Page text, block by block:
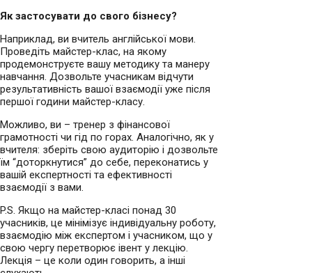
Як застосувати до свого бізнесу?
Наприклад, ви вчитель англійської мови.
Проведіть майстер-клас, на якому
продемонструєте вашу методику та манеру
навчання. Дозвольте учасникам відчути
результативність вашої взаємодії уже після
першої години майстер-класу.
Можливо, ви – тренер з фінансової
грамотності чи гід по горах. Аналогічно, як у
вчителя: зберіть свою аудиторію і дозвольте
їм “доторкнутися” до себе, переконатись у
вашій експертності та ефективності
взаємодії з вами.
P.S. Якщо на майстер-класі понад 30
учасників, це мінімізує індивідуальну роботу,
взаємодію між експертом і учасником, що у
свою чергу перетворює івент у лекцію.
Лекція – це коли один говорить, а інші